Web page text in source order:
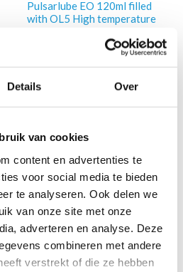
Details Over
van cookies
content en advertenties te
voor social media te bieden
te analyseren. Ook delen we
van onze site met onze
adverteren en analyse. Deze
combineren met andere
verstrekt of die ze hebben
Pulsarlube EO 120ml filled
with OL5 High temperature
In winkelwagen